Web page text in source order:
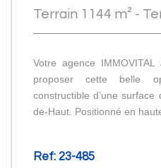
Terrain 1144 m² -
Votre agence
proposer cette belle
constructible d’une
de-Haut. Positionné en
Ref: 23-485